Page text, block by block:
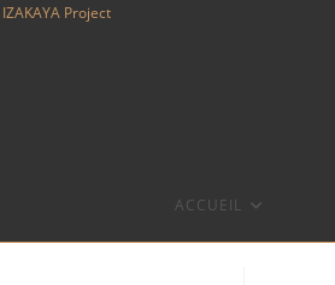
IZAKAYA Project
ACCUEIL